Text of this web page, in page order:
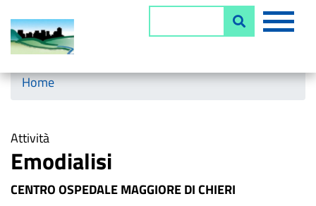
Salta
Horizontal menu
Home
Attività
Emodialisi
CENTRO OSPEDALE MAGGIORE DI CHIERI